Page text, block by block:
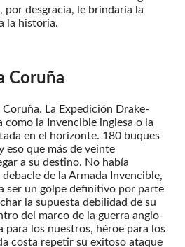
por desgracia, le brindaría la
la historia.
Coruña
La Expedición Drake-
como la Invencible inglesa o la
en el horizonte. 180 buques
eso que más de veinte
a su destino. No había
de la Armada Invencible,
ser un golpe definitivo por parte
la supuesta debilidad de su
del marco de la guerra anglo-
para los nuestros, héroe para los
costa repetir su exitoso ataque